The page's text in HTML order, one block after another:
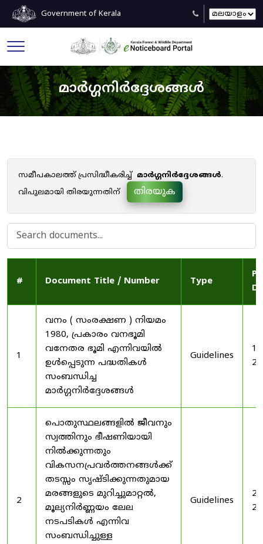
Government of Kerala
മാർഗ്ഗനിർദ്ദേശങ്ങൾ
സമീപകാലത്ത് പ്രസിദ്ധീകരിച്ച് മാർഗ്ഗനിർദ്ദേശങ്ങൾ.
വിപുലമായി തിരയുന്നതിന്
തിരയുക
# Document Title / Number Type
1
വനം ( സംരക്ഷണ ) നിയമം
1980, പ്രകാരം വനഭൂമി
വനേതര ഭൂമി എന്നിവയിൽ
ഉൾപ്പെടുന്ന പദ്ധതികൾ
സംബന്ധിച്ച
മാർഗ്ഗനിർദ്ദേശങ്ങൾ
Guidelines
2
പൊതുസ്ഥലങ്ങളിൽ ജീവനും
സ്വത്തിനും ഭീഷണിയായി
നിൽക്കുന്നതും
വികസനപ്രവർത്തനങ്ങൾക്ക്
തടസ്സം സൃഷ്ടിക്കുന്നതുമായ
മരങ്ങളുടെ മുറിച്ചുമാറ്റൽ,
മൂല്യനിർണ്ണയം ലേല
നടപടികൾ എന്നിവ
സംബന്ധിച്ചുള്ള
Guidelines